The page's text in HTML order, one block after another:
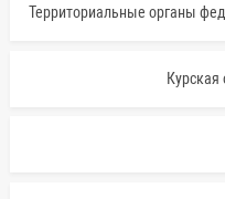
Территориальные органы